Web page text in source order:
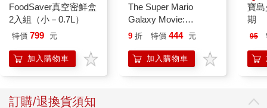
依然有許多人對坐在星巴克門市裡，一邊使用筆記型電腦，一邊
喝咖啡的自己的模樣，賦予特殊的感受，他們會到處上傳星巴克
杯子的打卡照到社群媒體上。
應的產品，提高了客人的忠誠度。忠誠的客人們自動拿著印有星
巴克標誌的杯子行走或在社群媒體上炫耀，因此星巴克無需為了
的慾望，這本身就是廣告了。
FoodSaver真空密鮮盒
2入組（小－0.7L）
特價 799 元
加入購物車
The Super Mario
Galaxy Movie:
Peach`s Birthday
Mario Galaxy Movie
Storybook
9 折 特價 444 元
加入購物車
寶島
期
95
訂購/退換貨須知